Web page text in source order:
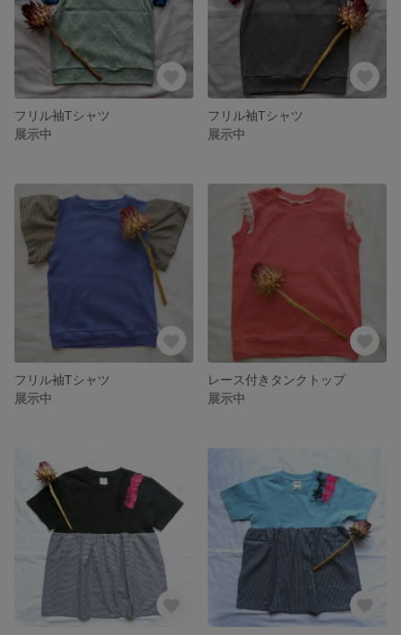
フリル袖Tシャツ
展示中
フリル袖Tシャツ
展示中
フリル袖Tシャツ
展示中
レース付きタンクトップ
展示中